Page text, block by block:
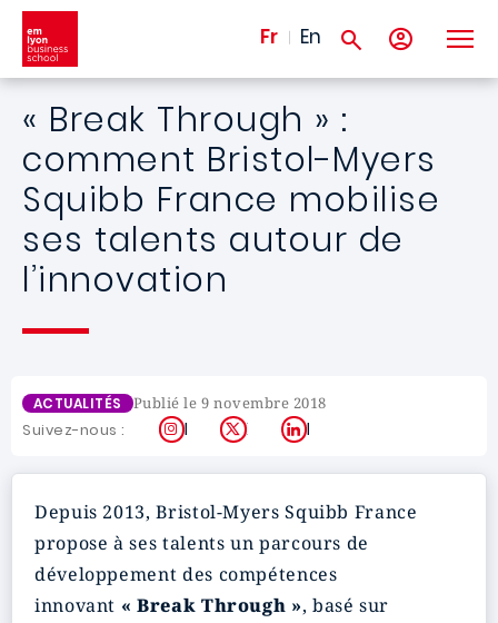
Aller au contenu principal
Fr En
« Break Through » :
comment Bristol-Myers
Squibb France mobilise
ses talents autour de
l’innovation
ACTUALITÉS Publié le 9 novembre 2018
Suivez-nous : Instagram
X LinkedIn
Depuis 2013, Bristol-Myers Squibb France
propose à ses talents un parcours de
développement des compétences
innovant « Break Through », basé sur